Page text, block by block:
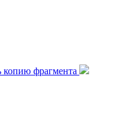
копию фрагмента